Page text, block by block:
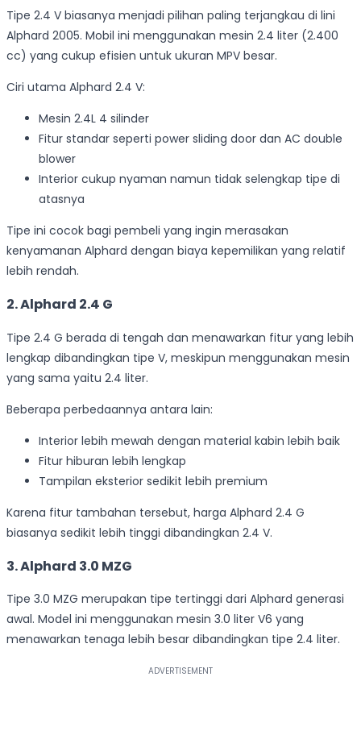
Tipe 2.4 V biasanya menjadi pilihan paling terjangkau di lini
Alphard 2005. Mobil ini menggunakan mesin 2.4 liter (2.400
cc) yang cukup efisien untuk ukuran MPV besar.
Ciri utama Alphard 2.4 V:
Mesin 2.4L 4 silinder
Fitur standar seperti power sliding door dan AC double
blower
Interior cukup nyaman namun tidak selengkap tipe di
atasnya
Tipe ini cocok bagi pembeli yang ingin merasakan
kenyamanan Alphard dengan biaya kepemilikan yang relatif
lebih rendah.
2. Alphard 2.4 G
Tipe 2.4 G berada di tengah dan menawarkan fitur yang lebih
lengkap dibandingkan tipe V, meskipun menggunakan mesin
yang sama yaitu 2.4 liter.
Beberapa perbedaannya antara lain:
Interior lebih mewah dengan material kabin lebih baik
Fitur hiburan lebih lengkap
Tampilan eksterior sedikit lebih premium
Karena fitur tambahan tersebut, harga Alphard 2.4 G
biasanya sedikit lebih tinggi dibandingkan 2.4 V.
3. Alphard 3.0 MZG
Tipe 3.0 MZG merupakan tipe tertinggi dari Alphard generasi
awal. Model ini menggunakan mesin 3.0 liter V6 yang
menawarkan tenaga lebih besar dibandingkan tipe 2.4 liter.